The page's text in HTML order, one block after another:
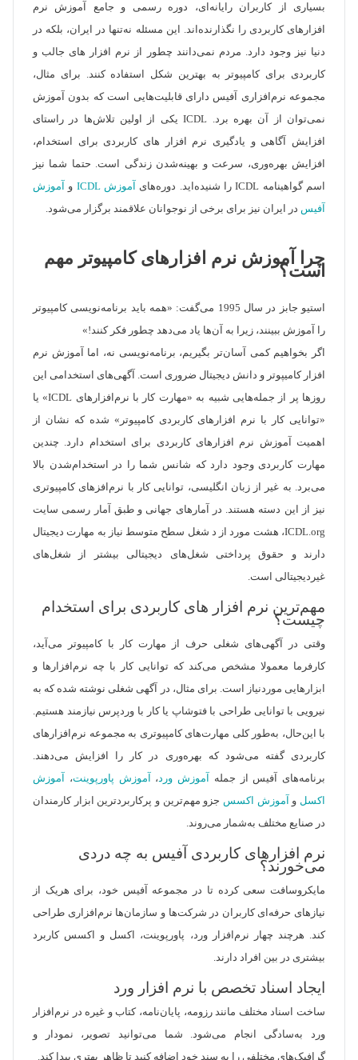
بسیاری از کاربران رایانه‌ای، دوره رسمی و جامع آموزش نرم
افزارهای کاربردی را نگذارنده‌‌اند. این مسئله نه‌تنها در ایران، بلکه در
دنیا نیز وجود دارد. مردم نمی‌دانند چطور از نرم افزار های جالب و
کاربردی برای کامپیوتر به بهترین شکل استفاده کنند. برای مثال،
مجموعه نرم‌افزاری آفیس دارای قابلیت‌هایی است که بدون آموزش
نمی‌توان از آن بهره برد. ICDL یکی از اولین تلاش‌ها در راستای
افزایش آگاهی و یادگیری نرم افزار های کاربردی برای استخدام،
افزایش بهره‌وری، سرعت و بهینه‌شدن زندگی است. حتما شما نیز
اسم گواهینامه ICDL را شنیده‌اید. دوره‌های
آموزش ICDL و
آموزش
آفیس در ایران نیز برای برخی از نوجوانان علاقمند برگزار می‌شود.
چرا آموزش نرم افزارهای کامپیوتر مهم
است؟
استیو جابز در سال 1995 می‌گفت: «همه باید برنامه‌نویسی کامپیوتر
را آموزش ببینند، زیرا به آن‌ها یاد می‌دهد چطور فکر کنند!»
اگر بخواهیم کمی آسان‌تر بگیریم، برنامه‌نویسی نه، اما آموزش نرم
افزار کامیپوتر و دانش دیجیتال ضروری است. آگهی‌های استخدامی این
روزها پر از جمله‌هایی شبیه به «مهارت کار با نرم‌افزارهای ICDL» یا
«توانایی کار با نرم افزارهای کاربردی کامپیوتر» شده که نشان از
اهمیت آموزش نرم افزارهای کاربردی برای استخدام دارد. چندین
مهارت کاربردی وجود دارد که شانس شما را در استخدام‌شدن بالا
می‌برد. به غیر از زبان انگلیسی، توانایی کار با نرم‌افزهای کامپیوتری
نیز از این دسته هستند. در آمارهای جهانی و طبق آمار رسمی سایت
ICDL.org، هشت مورد از د شغل سطح متوسط نیاز به مهارت دیجیتال
دارند و حقوق پرداختی شغل‌های دیجیتالی بیشتر از شغل‌های
غیردیجیتالی است.
مهم‌ترین نرم افزار های کاربردی برای استخدام
چیست؟
وقتی در آگهی‌های شغلی حرف از مهارت کار با کامپیوتر می‌آید،
کارفرما معمولا مشخص می‌کند که توانایی کار با چه نرم‌افزارها و
ابزارهایی موردنیاز است. برای مثال، در آگهی شغلی نوشته شده که به
نیرویی با توانایی طراحی با فتوشاپ یا کار با وردپرس نیازمند هستیم.
با این‌حال، به‌طور کلی مهارت‌های کامپیوتری به مجموعه نرم‌افزارهای
کاربردی گفته می‌شود که بهره‌وری در کار را افزایش می‌دهند.
برنامه‌های آفیس از جمله آموزش ورد، آموزش پاورپوینت،
آموزش
اکسل و آموزش اکسس جزو مهم‌ترین و پرکاربردترین ابزار کارمندان
در صنایع مختلف به‌شمار می‌روند.
نرم افزارهای کاربردی آفیس به چه دردی
می‌خورند؟
مایکروسافت سعی کرده تا در مجموعه آفیس خود، برای هریک از
نیازهای حرفه‌ای کاربران در شرکت‌ها و سازمان‌ها نرم‌افزاری طراحی
کند. هرچند چهار نرم‌افزار ورد، پاورپوینت، اکسل و اکسس کاربرد
بیشتری در بین افراد دارند.
ایجاد اسناد تخصص با نرم افزار ورد
ساخت اسناد مختلف مانند رزومه، پایان‌نامه، کتاب و غیره در نرم‌افزار
ورد به‌سادگی انجام می‌شود. شما می‌توانید تصویر، نمودار و
گرافیک‌های مختلفی را به سند خود اضافه کنید تا ظاهر بهتری پیدا کند.